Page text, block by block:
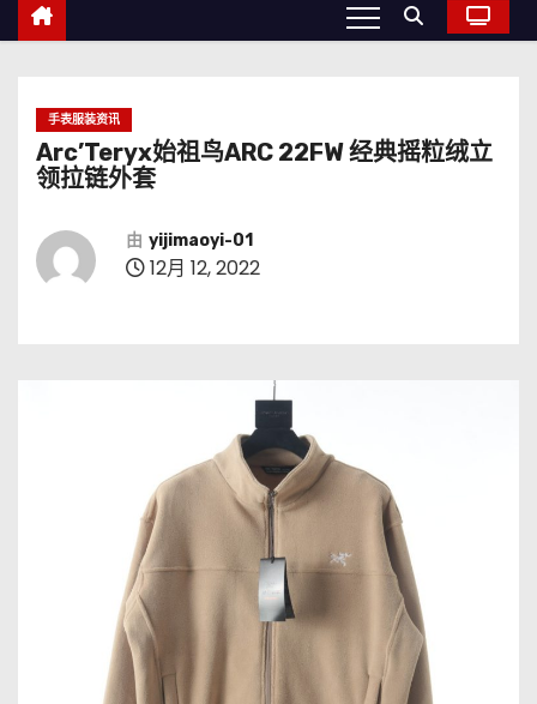
手表服装资讯
Arc’Teryx始祖鸟ARC 22FW 经典摇粒绒立
领拉链外套
由 yijimaoyi-01
12月 12, 2022